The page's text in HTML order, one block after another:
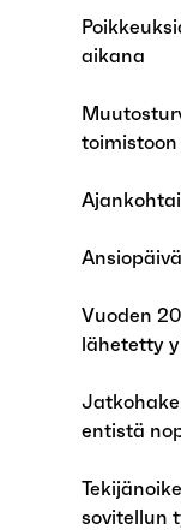
aikana
toimistoon
Vuoden
lähetetty
entistä
sovitellun